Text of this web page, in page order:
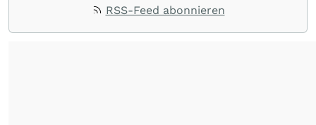
betreibt im Rahmen einer Hobbytätigkeit den
RSS-Feed abonnieren